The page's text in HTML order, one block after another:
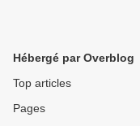
Hébergé par Overblog
Top articles
Pages